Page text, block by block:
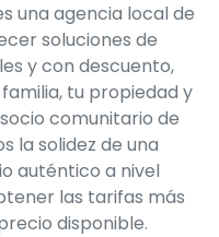
una agencia local de
soluciones de
y con descuento,
tu propiedad y
comunitario de
la solidez de una
auténtico a nivel
las tarifas más
disponible.